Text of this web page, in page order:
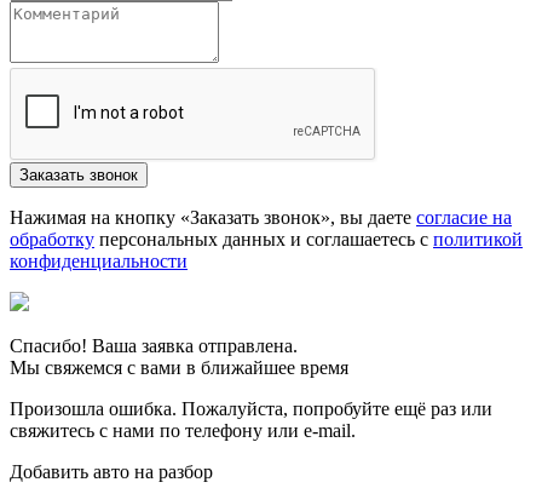
Нажимая на кнопку «Заказать звонок», вы даете согласие на
обработку персональных данных и соглашаетесь c политикой
конфиденциальности
Спасибо! Ваша заявка отправлена.
Мы свяжемся с вами в ближайшее время
Произошла ошибка. Пожалуйста, попробуйте ещё раз или
свяжитесь с нами по телефону или e-mail.
Добавить авто на разбор